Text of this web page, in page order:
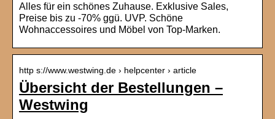
Alles für ein schönes Zuhause. Exklusive Sales,
Preise bis zu -70% ggü. UVP. Schöne
Wohnaccessoires und Möbel von Top-Marken.
http s://www.westwing.de › helpcenter › article
Übersicht der Bestellungen –
Westwing